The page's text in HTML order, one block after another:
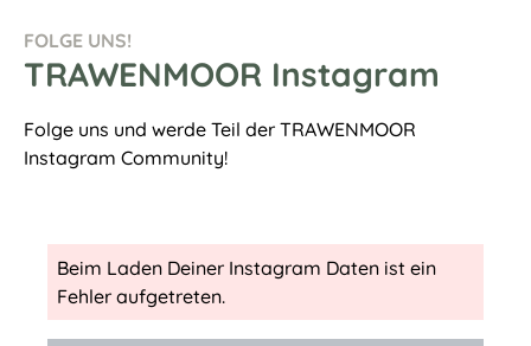
FOLGE UNS!
TRAWENMOOR Instagram
Folge uns und werde Teil der TRAWENMOOR
Instagram Community!
Beim Laden Deiner Instagram Daten ist ein
Fehler aufgetreten.